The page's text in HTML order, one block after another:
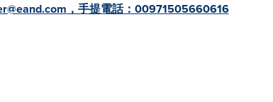
，手提電話：00971505660616